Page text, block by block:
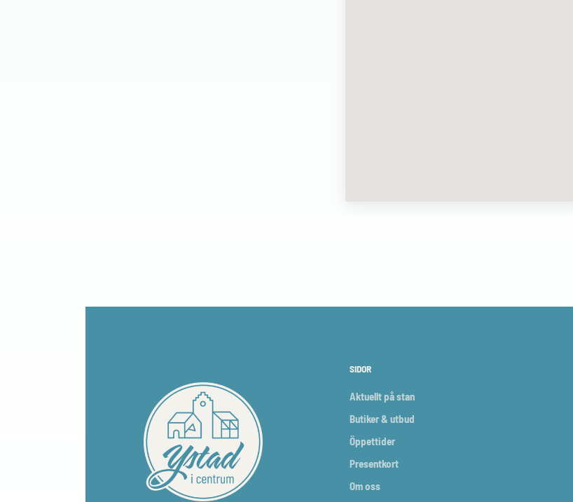
SIDOR
Aktuellt på stan
Butiker & utbud
Öppettider
Presentkort
Om oss